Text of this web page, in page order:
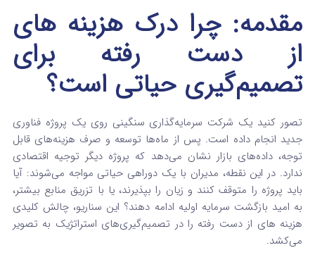
مقدمه: چرا درک هزینه های
از دست رفته برای
تصمیم‌گیری حیاتی است؟
تصور کنید یک شرکت سرمایه‌گذاری سنگینی روی یک پروژه فناوری
جدید انجام داده است. پس از ماه‌ها توسعه و صرف هزینه‌های قابل
توجه، داده‌های بازار نشان می‌دهد که پروژه دیگر توجیه اقتصادی
ندارد. در این نقطه، مدیران با یک دوراهی حیاتی مواجه می‌شوند: آیا
باید پروژه را متوقف کنند و زیان را بپذیرند، یا با تزریق منابع بیشتر،
به امید بازگشت سرمایه اولیه ادامه دهند؟ این سناریو، چالش کلیدی
هزینه های از دست رفته را در تصمیم‌گیری‌های استراتژیک به تصویر
می‌کشد.